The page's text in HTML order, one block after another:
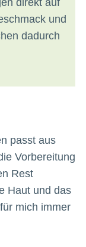
und
dadurch
passt aus
Vorbereitung
Rest
Haut und das
mich immer